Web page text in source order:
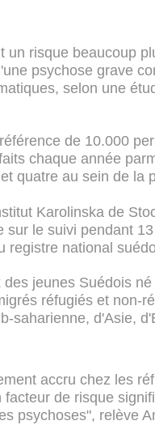
un risque beaucoup
psychose grave
selon une
de 10.000
chaque année
quatre au sein de la
Karolinska de
sur le suivi pendant
registre national
jeunes Suédois
réfugiés et non-
saharienne, d'Asie,
accru chez les
de risque
psychoses", relève